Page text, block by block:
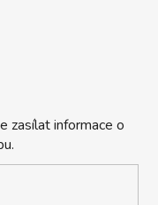
zasílat informace o